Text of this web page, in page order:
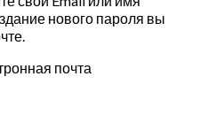
нового пароля вы
почта